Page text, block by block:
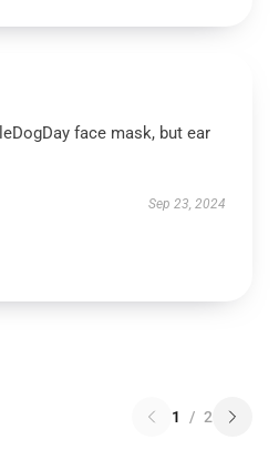
face mask, but ear
Sep 23, 2024
1 / 2